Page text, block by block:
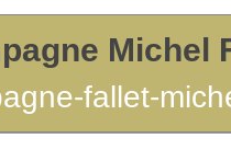
Michel
fallet-